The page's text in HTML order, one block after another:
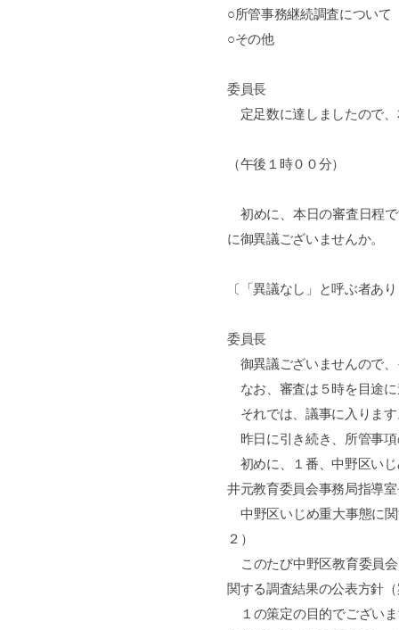
○所管事務継続調査について
○その他
委員長
定足数に達しましたので
（午後１時００分）
初めに、本日の審査日程
に御異議ございませんか。
〔「異議なし」と呼ぶ者あ
委員長
御異議ございませんので
なお、審査は５時を目途に
それでは、議事に入ります
昨日に引き続き、所管事
初めに、１番、中野区いじ
井元教育委員会事務局指導
中野区いじめ重大事態に
２）
このたび中野区教育委員
関する調査結果の公表方針
１の策定の目的でござい